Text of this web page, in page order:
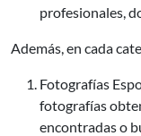
profesionales,
Además, en cada
Fotografías
fotografías
encontradas o